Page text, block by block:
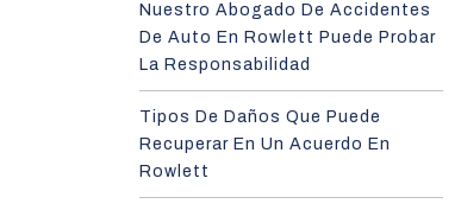
Nuestro Abogado De Accidentes
De Auto En Rowlett Puede Probar
La Responsabilidad
Tipos De Daños Que Puede
Recuperar En Un Acuerdo En
Rowlett